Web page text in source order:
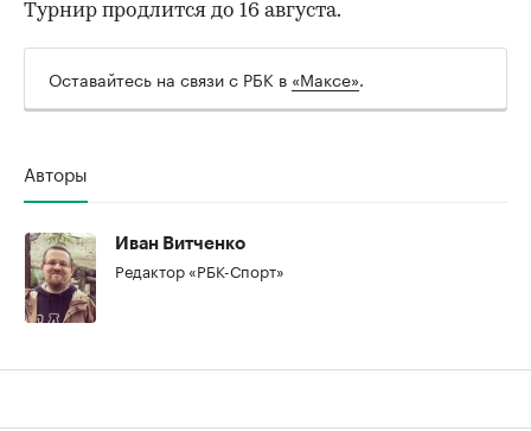
Турнир продлится до 16 августа.
Оставайтесь на связи с РБК в «Максе».
Авторы
Иван Витченко
Редактор «РБК-Спорт»